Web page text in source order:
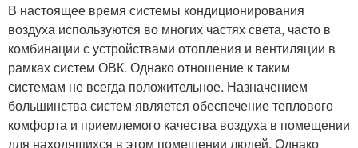
В настоящее время системы кондиционирования
воздуха используются во многих частях света, часто в
комбинации с устройствами отопления и вентиляции в
рамках систем ОВК. Однако отношение к таким
системам не всегда положительное. Назначением
большинства систем является обеспечение теплового
комфорта и приемлемого качества воздуха в помещении
для находящихся в этом помещении людей. Однако